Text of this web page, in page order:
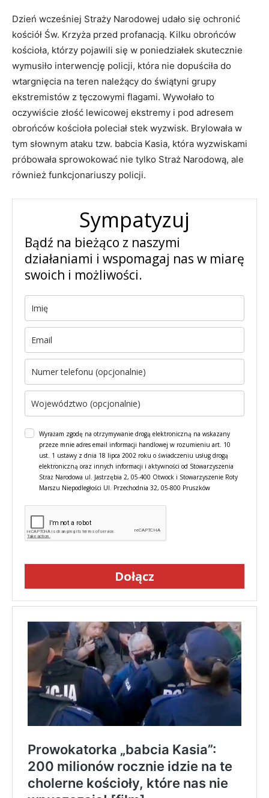
Dzień wcześniej Straży Narodowej udało się ochronić
kościół Św. Krzyża przed profanacją. Kilku obrońców
kościoła, którzy pojawili się w poniedziałek skutecznie
wymusiło interwencję policji, która nie dopuściła do
wtargnięcia na teren należący do świątyni grupy
ekstremistów z tęczowymi flagami. Wywołało to
oczywiście złość lewicowej ekstremy i pod adresem
obrońców kościoła poleciał stek wyzwisk. Brylowała w
tym słownym ataku tzw. babcia Kasia, która wyzwiskami
próbowała sprowokować nie tylko Straż Narodową, ale
również funkcjonariuszy policji.
Sympatyzuj
Bądź na bieżąco z naszymi
działaniami i wspomagaj nas w miarę
swoich i możliwości.
Wyrażam zgodę na otrzymywanie drogą elektroniczną na wskazany
przeze mnie adres email informacji handlowej w rozumieniu art. 10
ust. 1 ustawy z dnia 18 lipca 2002 roku o świadczeniu usług drogą
elektroniczną oraz innych informacji i aktywności od Stowarzyszenia
Straż Narodowa ul. Jastrzębia 2, 05-400 Otwock i Stowarzyszenie Roty
Marszu Niepodległości Ul. Przechodnia 32, 05-800 Pruszków
Dołącz